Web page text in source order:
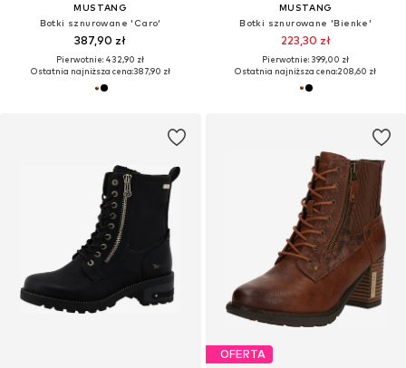
MUSTANG
Botki sznurowane 'Caro'
387,90 zł
Pierwotnie: 432,90 zł
Ostatnia najniższa cena:387,90 zł
MUSTANG
Botki sznurowane 'Bienke'
223,30 zł
Pierwotnie: 399,00 zł
Ostatnia najniższa cena:208,60 zł
OFERTA